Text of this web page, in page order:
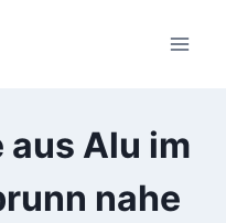
aus Alu im
nahe